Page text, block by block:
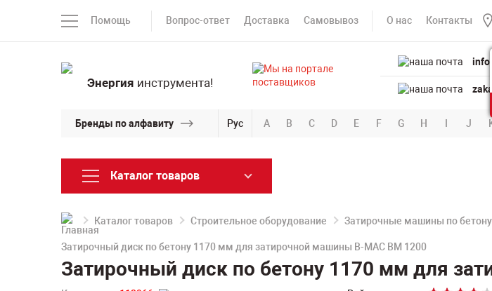
Помощь Вопрос-ответ Доставка Самовывоз О нас Контакты
Энергия инструмента!
Бренды по алфавиту Рус A B C D E F G H I J
Каталог товаров
Каталог товаров Строительное оборудование Затирочные машины по бетону
Затирочный диск по бетону 1170 мм для затирочной машины B-MAC BM 1200
Затирочный диск по бетону 1170 мм для